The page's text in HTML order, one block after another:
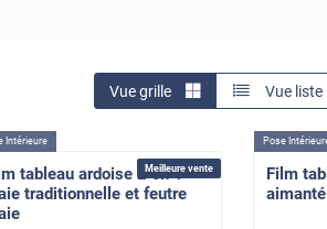
Vue grille Vue liste
Meilleure vente
Intérieure
tableau ardoise 2 en 1
traditionnelle et feutre
Pose
Film
aimanté